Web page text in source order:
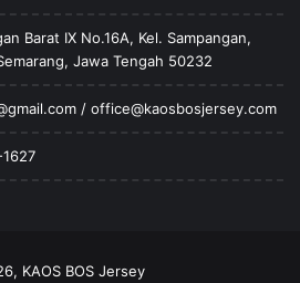
Barat IX No.16A, Kel. Sampangan,
Jawa Tengah 50232
/ office@kaosbosjersey.com
KAOS BOS Jersey